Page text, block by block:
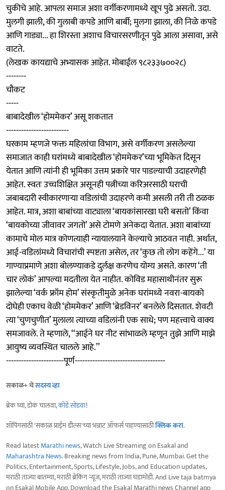
चुकीचे आहे. आपला समाज अशा वर्गीकरणामध्ये खूप पुढे असतो. उदा.
मुलगी झाली, की गुलाबी कपडे आणि बार्बी; मुलगा झाला, की निळे कपडे
आणि गाड्या... हा शिरस्ता अशाच विचारसरणीतून पुढे आला असावा, असे
वाटते.
(लेखक कायद्याचे अभ्यासक आहेत. मोबाईल ९८२३३७००२८)
--------
चौकट
-----
बाबादेखील ‘होममेकर’ असू शकतात
-------------------------
घरकाम म्हणजे फक्त महिलांचा विभाग, असे वर्गीकरण असलेल्या
समाजात काही घरांमध्ये बाबादेखील ‘होममेकर’च्या भूमिकेत दिसून
येतात आणि त्यांनी ही भूमिका उत्तम प्रकारे पार पाडल्याची उदाहरणेही
आहेत. स्वतः उच्चशिक्षित असूनही पत्नीच्या करिअरसाठी घराची
जबाबदारी स्वीकारणाऱ्या वडिलांची उदाहरणे कमी असली तरी ती ठळक
आहेत. मात्र, अशा बाबांच्या वाट्याला ‘बायकांसारखा घरी बसतो’ किंवा
‘बायकोच्या जीवावर जगतो’ असे टोमणे अनेकदा येतात. अशा बाबांच्या
कामाचे मोल मात्र कोणत्याही न्यायालयाने केल्याचे आठवत नाही. अर्थात,
आई-वडिलांमध्ये विचारांची स्पष्टता असेल, तर ‘कुछ तो लोग कहेंगे...’ या
गाण्याप्रमाणे अशा बोलण्याकडे दुर्लक्ष करणेच योग्य असते. कारण ‘ती
चार लोकं’ आपल्या मदतीला येत नाहीत. कोविड महासाथीनंतर सुरू
झालेल्या ‘वर्क फ्रॉम होम’ संस्कृतीमुळे अनेक घरांमध्ये नवरा-बायको
दोघेही एकाच वेळी ‘होममेकर’ आणि ‘ब्रेडविनर’ बनलेले दिसतात. शेवटी
त्या ‘चुणचुणीत’ मुलाला त्याच्या वडिलांनी एक साधे; पण महत्त्वाचे वाक्य
समजावले. ते म्हणाले, ‘‘आईने घर नीट सांभाळले म्हणून तुझे आणि माझे
आयुष्य व्यवस्थित चालले आहे.’’
-----------------------पूर्ण------------------------------------
सकाळ+ चेसदस्य व्हा
ब्रेक घ्या, डोकं चालवा,कोडे सोडवा!
शॉपिंगसाठी 'सकाळ प्राईम डील्स'च्या भन्नाट ऑफर्स पाहण्यासाठीक्लिक करा.
Read latestMarathi news, Watch Live Streaming on Esakal and
Maharashtra News. Breaking news from India, Pune, Mumbai. Get the
Politics, Entertainment, Sports, Lifestyle, Jobs, and Education updates,
मराठी ताज्या बातम्या, मराठी ब्रेकिंग न्यूज, मराठी ताज्या घडामोडी. And Live taja batmya
on Esakal Mobile App. Download the Esakal Marathi news Channel app